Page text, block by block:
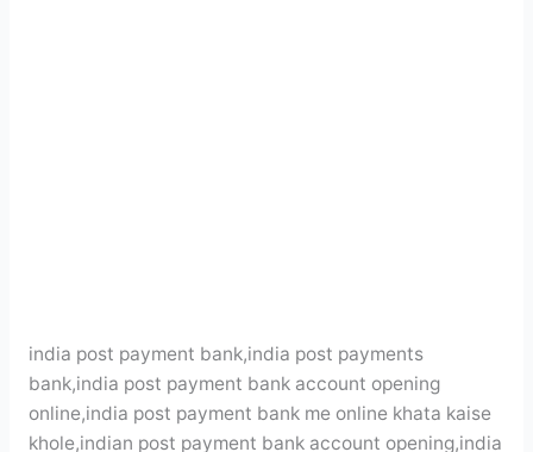
india post payment bank,india post payments
bank,india post payment bank account opening
online,india post payment bank me online khata kaise
khole,indian post payment bank account opening,india